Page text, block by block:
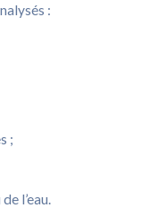
:
;
l’eau.